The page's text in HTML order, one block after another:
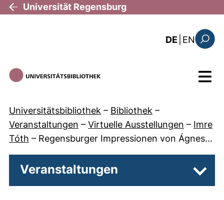
Direkt zum Inhalt
Universität Regensburg
DE EN: the
Menü
Universitätsbibliothek – Bibliothek –
Veranstaltungen – Virtuelle Ausstellungen – Imre
Tóth – Regensburger Impressionen von Ágnes…
Veranstaltungen